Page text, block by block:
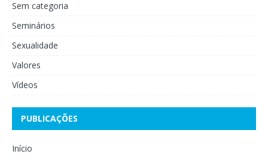
Sem categoria
Seminários
Sexualidade
Valores
Vídeos
PUBLICAÇÕES
Início